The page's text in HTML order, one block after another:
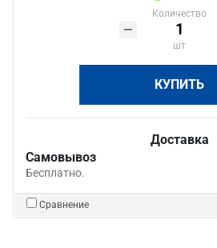
Количество
шт
КУПИТЬ
Доставка
Самовывоз
Бесплатно.
Сравнение